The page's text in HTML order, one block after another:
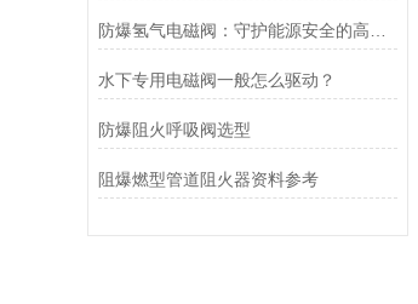
水下专用电磁阀一般怎么驱动？
防爆阻火呼吸阀选型
阻爆燃型管道阻火器资料参考